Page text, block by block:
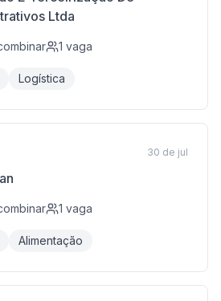
Ltda
1 vaga
Logística
1 vaga
Alimentação
30 de jul